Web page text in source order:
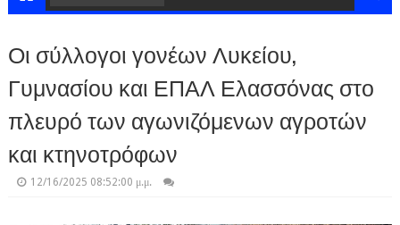
Οι σύλλογοι γονέων Λυκείου,
Γυμνασίου και ΕΠΑΛ Ελασσόνας στο
πλευρό των αγωνιζόμενων αγροτών
και κτηνοτρόφων
12/16/2025 08:52:00 μ.μ.